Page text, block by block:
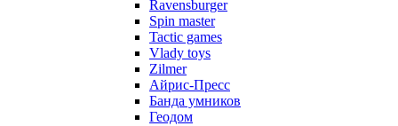
Ravensburger
Spin master
Tactic games
Vlady toys
Zilmer
Айрис-Пресс
Банда умников
Геодом